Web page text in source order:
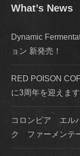
What’s News
Dynamic
ョン 新発売！
RED POISON
に3周年を迎えます
コロンビア エル
ク ファーメンテ